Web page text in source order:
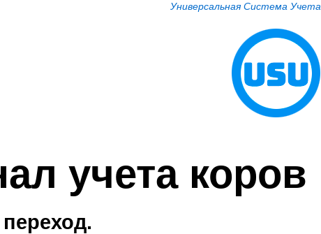
Универсальная Система Учета
учета коров